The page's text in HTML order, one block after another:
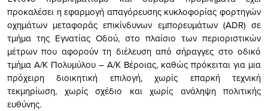
προκαλέσει η εφαρμογή απαγόρευσης κυκλοφορίας φορτηγών
οχημάτων μεταφοράς επικίνδυνων εμπορευμάτων (ADR) σε
τμήμα της Εγνατίας Οδού, στο πλαίσιο των περιοριστικών
μέτρων που αφορούν τη διέλευση από σήραγγες στο οδικό
τμήμα Α/Κ Πολυμύλου – Α/Κ Βέροιας, καθώς πρόκειται για μια
πρόχειρη διοικητική επιλογή, χωρίς επαρκή τεχνική
τεκμηρίωση, χωρίς σχέδιο και χωρίς ανάληψη πολιτικής
ευθύνης.